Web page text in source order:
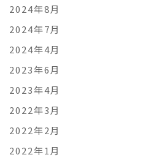
2024年8月
2024年7月
2024年4月
2023年6月
2023年4月
2022年3月
2022年2月
2022年1月